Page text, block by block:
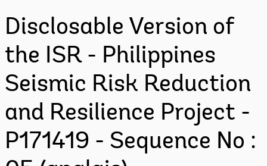
Disclosable Version of
the ISR - Philippines
Seismic Risk Reduction
and Resilience Project -
P171419 - Sequence No :